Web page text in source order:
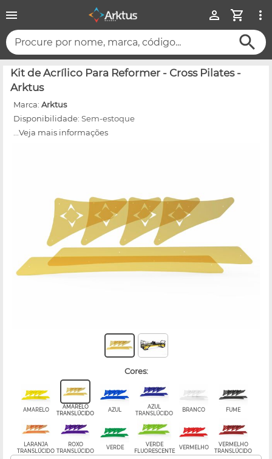
Procure por nome, marca, código...
Kit de Acrílico Para Reformer - Cross Pilates -
Arktus
Marca: Arktus
Disponibilidade: Sem-estoque
...Veja mais informações
cores:
AMARELO
AMARELO
TRANSLÚCIDO
AZUL
AZUL
TRANSLÚCIDO
BRANCO FUME
LARANJA
TRANSLÚCIDO
ROXO
TRANSLÚCIDO
VERDE
VERDE
FLUORESCENTE
VERMELHO
VERMELHO
TRANSLÚCIDO